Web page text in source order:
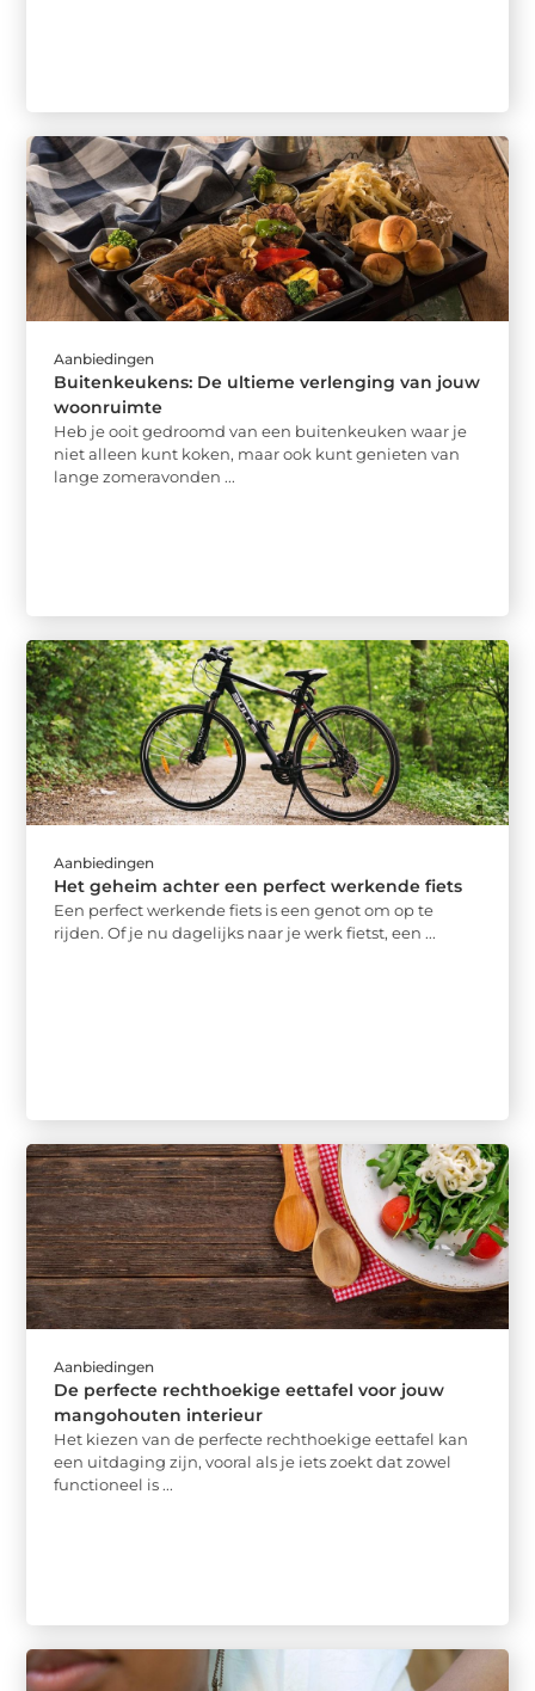
Aanbiedingen
Buitenkeukens: De ultieme verlenging van jouw
woonruimte
Heb je ooit gedroomd van een buitenkeuken waar je
niet alleen kunt koken, maar ook kunt genieten van
lange zomeravonden ...
Aanbiedingen
Het geheim achter een perfect werkende fiets
Een perfect werkende fiets is een genot om op te
rijden. Of je nu dagelijks naar je werk fietst, een ...
Aanbiedingen
De perfecte rechthoekige eettafel voor jouw
mangohouten interieur
Het kiezen van de perfecte rechthoekige eettafel kan
een uitdaging zijn, vooral als je iets zoekt dat zowel
functioneel is ...